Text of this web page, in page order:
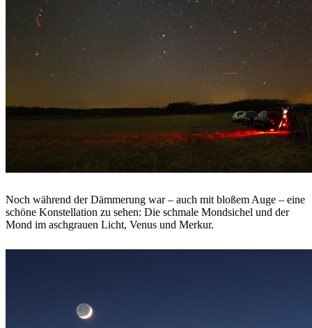
Noch während der Dämmerung war – auch mit bloßem Auge – eine
schöne Konstellation zu sehen: Die schmale Mondsichel und der
Mond im aschgrauen Licht, Venus und Merkur.